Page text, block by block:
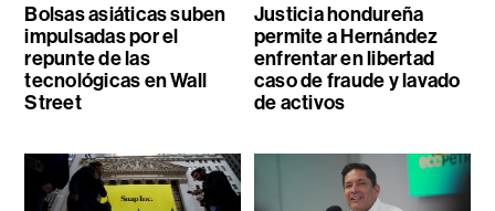
Bolsas asiáticas suben
impulsadas por el
repunte de las
tecnológicas en Wall
Street
Justicia hondureña
permite a Hernández
enfrentar en libertad
caso de fraude y lavado
de activos